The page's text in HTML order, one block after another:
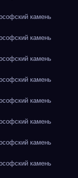
камень
камень
камень
камень
камень
камень
камень
камень